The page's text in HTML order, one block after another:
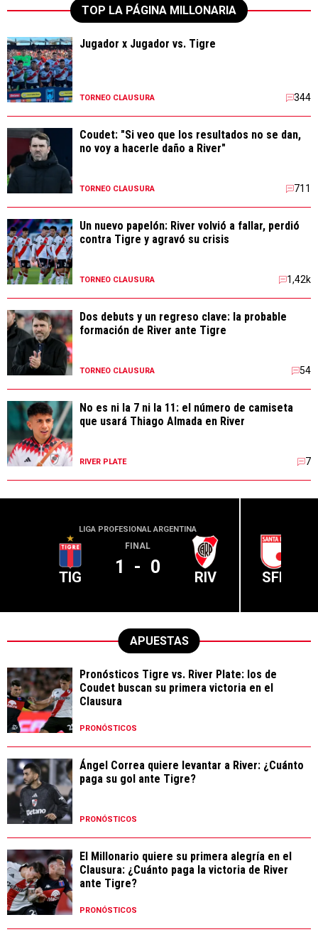
TOP LA PÁGINA MILLONARIA
Jugador x Jugador vs. Tigre
TORNEO CLAUSURA 344
Coudet: "Si veo que los resultados no se dan,
no voy a hacerle daño a River"
TORNEO CLAUSURA 711
Un nuevo papelón: River volvió a fallar, perdió
contra Tigre y agravó su crisis
TORNEO CLAUSURA 1,42k
Dos debuts y un regreso clave: la probable
formación de River ante Tigre
TORNEO CLAUSURA 54
No es ni la 7 ni la 11: el número de camiseta
que usará Thiago Almada en River
RIVER PLATE 7
LIGA PROFESIONAL ARGENTINA
TIG
FINAL
1 - 0 RIV SFE
APUESTAS
Pronósticos Tigre vs. River Plate: los de
Coudet buscan su primera victoria en el
Clausura
PRONÓSTICOS
Ángel Correa quiere levantar a River: ¿Cuánto
paga su gol ante Tigre?
PRONÓSTICOS
El Millonario quiere su primera alegría en el
Clausura: ¿Cuánto paga la victoria de River
ante Tigre?
PRONÓSTICOS